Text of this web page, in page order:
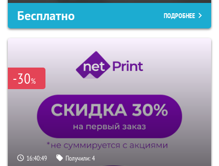
Бесплатно ПОДРОБНЕЕ
-30%
16:40:47 Получили:4